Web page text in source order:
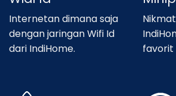
Internetan dimana saja
dengan jaringan Wifi Id
dari IndiHome.
favorit